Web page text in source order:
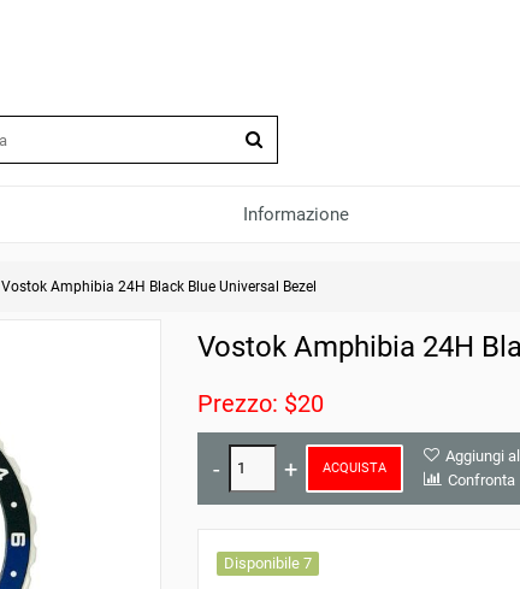
Informazione
Vostok Amphibia 24H Black Blue Universal Bezel
Vostok Amphibia 24H
Prezzo: $20
ACQUISTA
Aggiungi
Confronta
Disponibile 7